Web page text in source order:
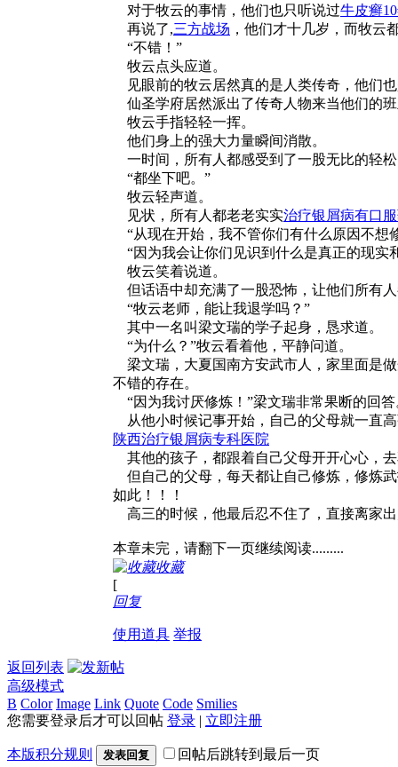
对于牧云的事情，他们也只听说过牛皮癣
再说了,三方战场 ，他们才十几岁，而牧云
“不错！”
牧云点头应道。
见眼前的牧云居然真的是人类传奇，他们
仙圣学府居然派出了传奇人物来当他们的
牧云手指轻轻一挥。
他们身上的强大力量瞬间消散。
一时间，所有人都感受到了一股无比的轻
“都坐下吧。”
牧云轻声道。
见状，所有人都老老实实治疗银屑病有口
“从现在开始，我不管你们有什么原因不想
“因为我会让你们见识到什么是真正的现实
牧云笑着说道。
但话语中却充满了一股恐怖，让他们所有
“牧云老师，能让我退学吗？”
其中一名叫梁文瑞的学子起身，恳求道。
“为什么？”牧云看着他，平静问道。
梁文瑞，大夏国南方安武市人，家里面是
不错的存在。
“因为我讨厌修炼！”梁文瑞非常果断的回答
从他小时候记事开始，自己的父母就一直
陕西治疗银屑病专科医院
其他的孩子，都跟着自己父母开开心心，
但自己的父母，每天都让自己修炼，修炼
如此！！！
高三的时候，他最后忍不住了，直接离家
本章未完，请翻下一页继续阅读.........
收藏
[
回复
使用道具 举报
返回列表
高级模式
B Color Image Link Quote Code Smilies
您需要登录后才可以回帖 登录 | 立即注册
本版积分规则 发表回复 回帖后跳转到最后一页